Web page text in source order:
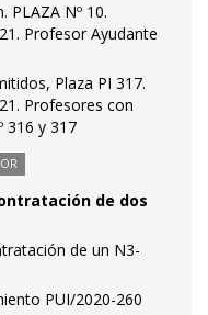
PLAZA Nº 10.
Profesor Ayudante
Plaza PI 317.
Profesores con
316 y 317
de dos
de un N3-
PUI/2020-260